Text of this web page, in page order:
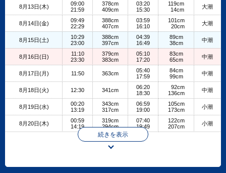
8月13日(木)
09:00
21:59
378cm
409cm
03:20
15:30
119cm
14cm
大潮
8月14日(金)
09:49
22:29
388cm
407cm
03:59
16:10
101cm
20cm
大潮
8月15日(土)
10:29
23:00
388cm
397cm
04:39
16:49
89cm
38cm
中潮
8月16日(日)
11:10
23:30
379cm
383cm
05:10
17:20
83cm
65cm
中潮
8月17日(月) 11:50 363cm
05:40
17:59
84cm
99cm
中潮
8月18日(火) 12:30 341cm
06:20
18:30
92cm
136cm
中潮
8月19日(水)
00:20
13:19
343cm
317cm
06:59
19:00
105cm
173cm
小潮
8月20日(木)
00:59
14:19
319cm
294cm
07:40
19:49
122cm
207cm
小潮
続きを表示